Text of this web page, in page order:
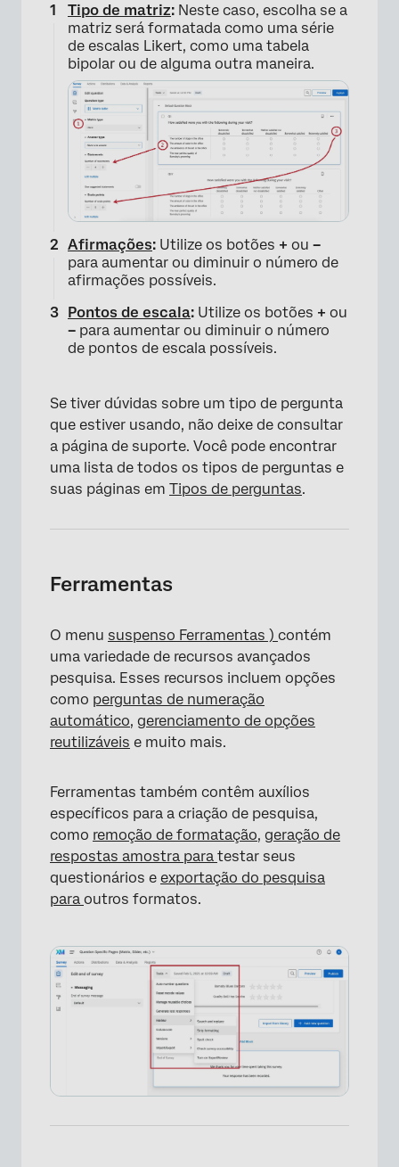
Tipo de matriz: Neste caso, escolha se a
matriz será formatada como uma série
de escalas Likert, como uma tabela
bipolar ou de alguma outra maneira.
×
Afirmações: Utilize os botões + ou –
para aumentar ou diminuir o número de
afirmações possíveis.
Pontos de escala: Utilize os botões + ou
– para aumentar ou diminuir o número
de pontos de escala possíveis.
Se tiver dúvidas sobre um tipo de pergunta
que estiver usando, não deixe de consultar
a página de suporte. Você pode encontrar
uma lista de todos os tipos de perguntas e
suas páginas em Tipos de perguntas.
Ferramentas
O menu suspenso Ferramentas ) contém
uma variedade de recursos avançados
pesquisa. Esses recursos incluem opções
como perguntas de numeração
automático, gerenciamento de opções
reutilizáveis e muito mais.
Ferramentas também contêm auxílios
específicos para a criação de pesquisa,
como remoção de formatação, geração de
respostas amostra para testar seus
questionários e exportação do pesquisa
para outros formatos.